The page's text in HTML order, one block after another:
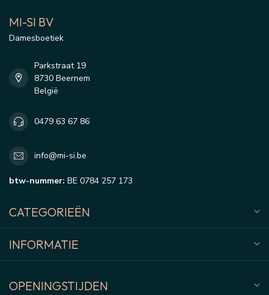
MI-SI BV
Damesboetiek
Parkstraat 19
8730 Beernem
België
0479 63 67 86
info@mi-si.be
btw-nummer: BE 0784 257 173
CATEGORIEËN
INFORMATIE
OPENINGSTIJDEN